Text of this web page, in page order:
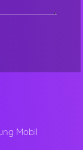
Mobil